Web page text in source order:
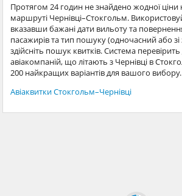
Протягом 24 годин не знайдено жодної ціни
маршруті Чернівці–Стокгольм.
вказавши бажані дати вильоту та
пасажирів та тип пошуку (одночасний або
здійсніть пошук квитків. Система перевірить
авіакомпаній, що літають з Чернівці в
200 найкращих варіантів для вашого вибору.
Авіаквитки Стокгольм–Чернівці